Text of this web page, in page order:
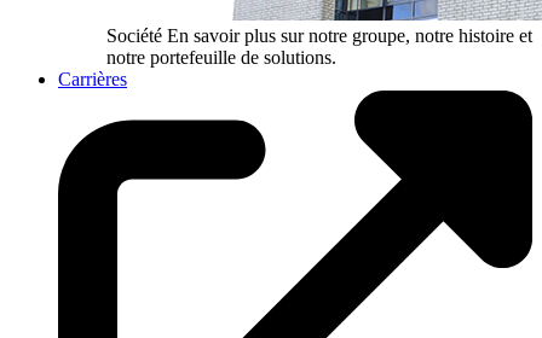
Société En savoir plus sur notre groupe, notre histoire et
notre portefeuille de solutions.
Carrières